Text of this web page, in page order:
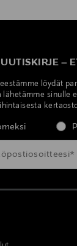
–
löydät
lähetämme sinulle